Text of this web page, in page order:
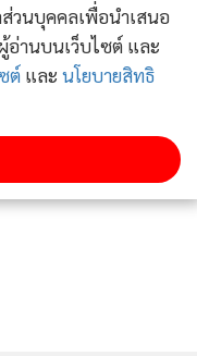
วนบุคคลเพื่อนำเสนอ
านบนเว็บไซต์ และ
ต์ และ นโยบายสิทธิ